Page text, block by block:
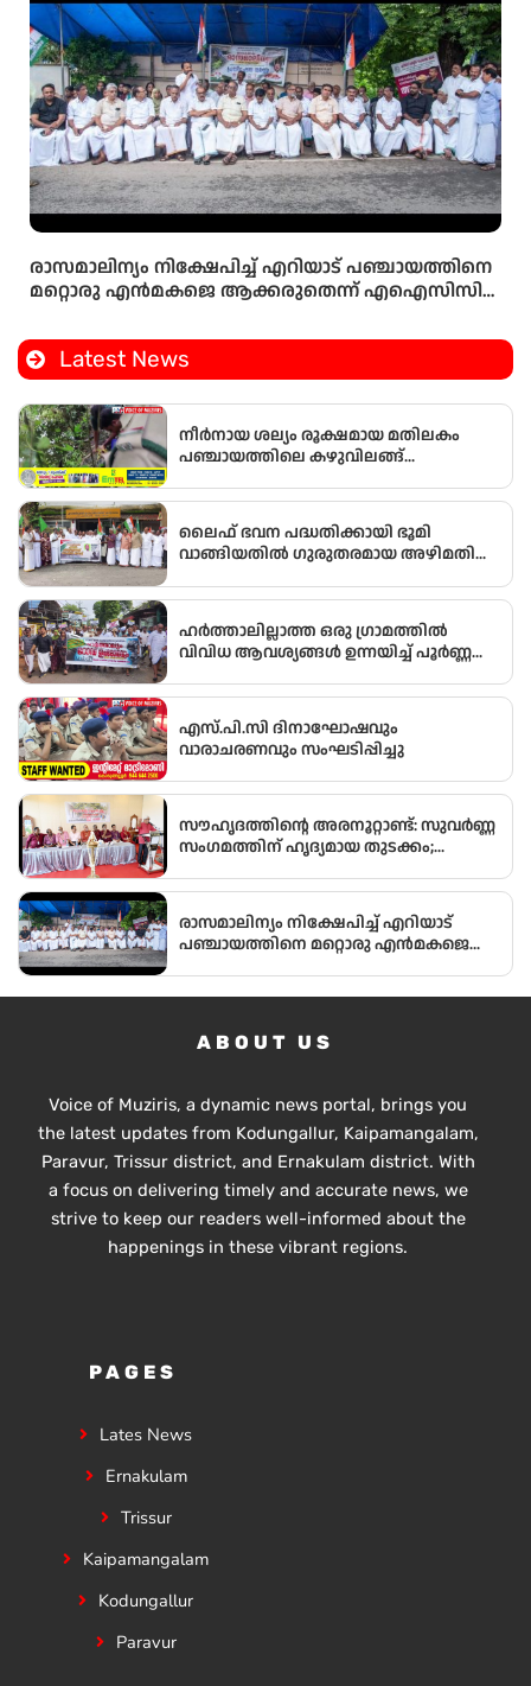
രാസമാലിന്യം നിക്ഷേപിച്ച് എറിയാട് പഞ്ചായത്തിനെ
മറ്റൊരു എൻമകജെ ആക്കരുതെന്ന് എഐസിസി
Latest News
നീർനായ ശല്യം രൂക്ഷമായ മതിലകം
പഞ്ചായത്തിലെ കഴുവിലങ്ങ്
ആശ്വാസമായി വനംവകുപ്പ് കുളങ്ങളിൽ
കൂടുകൾ സ്ഥാപിച്ചു.
ലൈഫ് ഭവന പദ്ധതിക്കായി ഭൂമി
വാങ്ങിയതിൽ ഗുരുതരമായ അഴിമതി
അന്വേഷണം ആവശ്യപ്പെട്ട് യു.ഡി.എഫ്
പഞ്ചായത്ത് ഓഫീസിലേക്ക് പ്രതിഷേധ
മാർച്ച് നടത്തി
ഹർത്താലില്ലാത്ത ഒരു ഗ്രാമത്തിൽ
വിവിധ ആവശ്യങ്ങൾ ഉന്നയിച്ച് പൂർണ്ണ
എസ്.പി.സി ദിനാഘോഷവും
വാരാചരണവും സംഘടിപ്പിച്ചു
സൗഹൃദത്തിന്റെ അരനൂറ്റാണ്ട്: സുവർണ്ണ
സംഗമത്തിന് ഹൃദ്യമായ തുടക്കം;
നിർവ്വഹിച്ചു.
രാസമാലിന്യം നിക്ഷേപിച്ച് എറിയാട്
പഞ്ചായത്തിനെ മറ്റൊരു എൻമകജെ
ABOUT US
Voice of Muziris, a dynamic news portal, brings you
the latest updates from Kodungallur, Kaipamangalam,
Paravur, Trissur district, and Ernakulam district. With
a focus on delivering timely and accurate news, we
strive to keep our readers well-informed about the
happenings in these vibrant regions.
PAGES
Lates News
Ernakulam
Trissur
Kaipamangalam
Kodungallur
Paravur